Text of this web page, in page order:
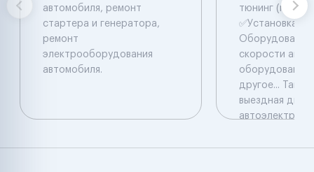
автомобиля, ремонт
стартера и генератора,
ремонт
электрооборудования
автомобиля.
тюнинг
✅Уcтaновкa
Обоpудовaния
скорости
дpугое...
выездная
автоэлектрика